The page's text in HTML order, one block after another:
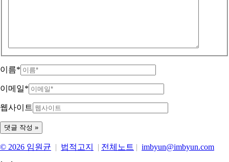
이름*
이메일*
웹사이트
© 2026 임원균 | 법적고지 | 전체노트 | imbyun@imbyun.com